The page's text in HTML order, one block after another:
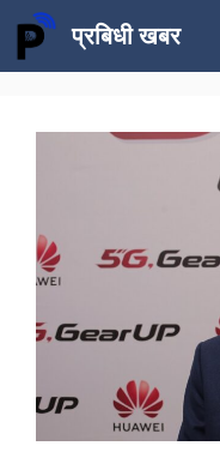
Skip
content
प्रबिधी खबर